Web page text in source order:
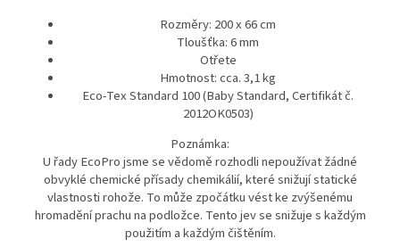
Rozměry: 200 x 66 cm
Tloušťka: 6 mm
Otřete
Hmotnost: cca. 3,1 kg
Eco-Tex Standard 100 (Baby Standard, Certifikát č.
2012OK0503)
Poznámka:
U řady EcoPro jsme se vědomě rozhodli nepoužívat žádné
obvyklé chemické přísady chemikálií, které snižují statické
vlastnosti rohože. To může zpočátku vést ke zvýšenému
hromadění prachu na podložce. Tento jev se snižuje s každým
použitím a každým čištěním.